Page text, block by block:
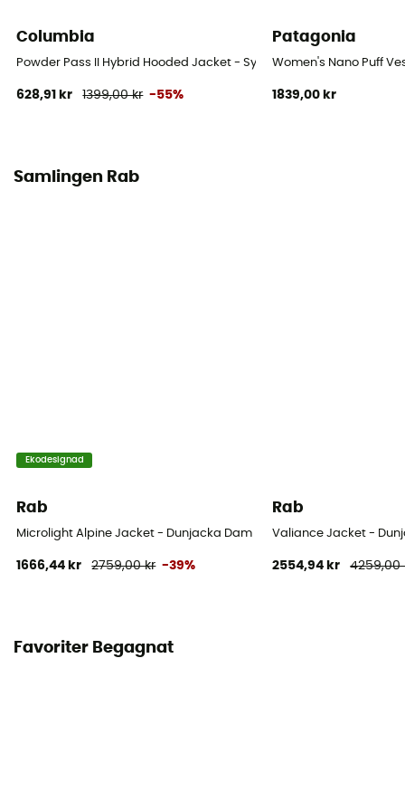
Material
100 % återvunnet polyamid
Fyllningens sammansättning
Columbia
Powder Pass II Hybrid Hooded Jacket - Syntetjacka - Dam
628,91 kr 1399,00 kr -55%
Patagonia
Women's Nano Puff
1839,00 kr
Samlingen Rab
Ekodesignad
Rab
Microlight Alpine Jacket - Dunjacka Dam
1666,44 kr 2759,00 kr -39%
Rab
Valiance Jacket -
2554,94 kr 4259,00
Favoriter Begagnat